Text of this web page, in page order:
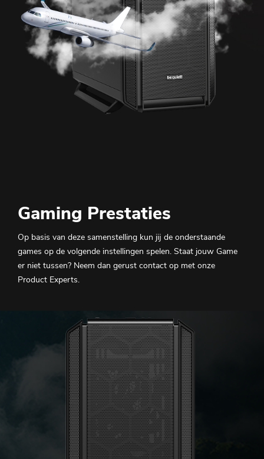
Gaming Prestaties
Op basis van deze samenstelling kun jij de onderstaande
games op de volgende instellingen spelen. Staat jouw Game
er niet tussen? Neem dan gerust contact op met onze
Product Experts.